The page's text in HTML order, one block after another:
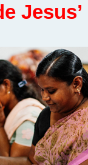
Jesus’